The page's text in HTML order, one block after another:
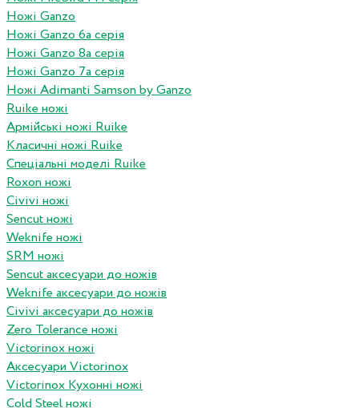
Ножі Ganzo
Ножі Ganzo 6а серія
Ножі Ganzo 8а серія
Ножі Ganzo 7а серія
Ножі Adimanti Samson by Ganzo
Ruike ножі
Армійські ножі Ruike
Класичні ножі Ruike
Спеціальні моделі Ruike
Roxon ножi
Civivi ножі
Sencut ножі
Weknife ножі
SRM ножі
Sencut аксесуари до ножів
Weknife аксесуари до ножів
Civivi аксесуари до ножів
Zero Tolerance ножі
Victorinox ножі
Аксесуари Victorinox
Victorinox Кухонні ножі
Cold Steel ножі